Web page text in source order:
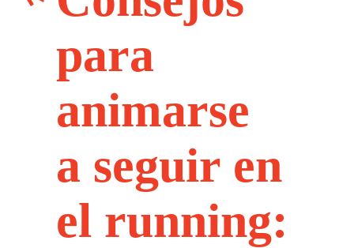
para
animarse
a seguir en
el running: